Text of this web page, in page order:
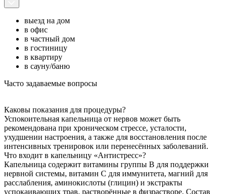
выезд на дом
в офис
в частный дом
в гостиницу
в квартиру
в сауну/баню
Часто задаваемые вопросы
Каковы показания для процедуры?
Успокоительная капельница от нервов может быть
рекомендована при хроническом стрессе, усталости,
ухудшении настроения, а также для восстановления после
интенсивных тренировок или перенесённых заболеваний.
Что входит в капельницу «Антистресс»?
Капельница содержит витамины группы B для поддержки
нервной системы, витамин C для иммунитета, магний для
расслабления, аминокислоты (глицин) и экстракты
успокаивающих трав, растворённые в физрастворе. Состав